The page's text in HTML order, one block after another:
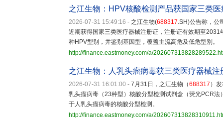
之江生物：HPV核酸检测产品获国家三类
2026-07-31 15:49:16 - 之江生物(688317.SH)公告称，公
近期获得国家三类医疗器械注册证，注册证有效期至
种HPV型别，并鉴别基因型，覆盖主流高危及低危型别。
http://finance.eastmoney.com/a/
之江生物：人乳头瘤病毒获三类医疗器械注
2026-07-31 16:01:00 - 7月31日，之江生物（688317 ）
乳头瘤病毒（23种型）核酸分型检测试剂盒（荧光PCR
于人乳头瘤病毒的核酸分型检测。
http://finance.eastmoney.com/a/